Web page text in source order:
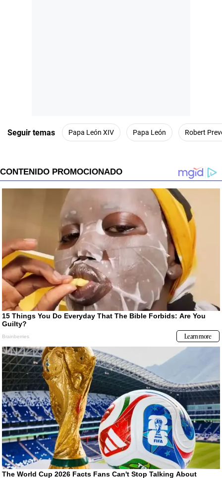
Seguir temas Papa León XIV Papa León Robert